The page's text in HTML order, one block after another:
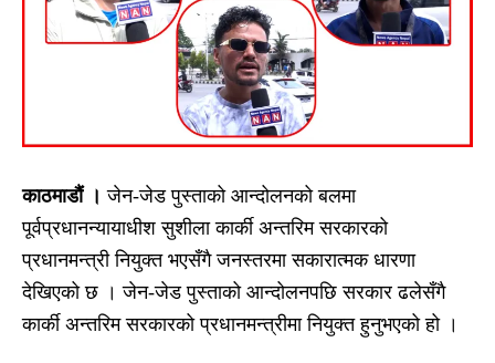
काठमाडाैं । जेन-जेड पुस्ताको आन्दोलनको बलमा
पूर्वप्रधानन्यायाधीश सुशीला कार्की अन्तरिम सरकारको
प्रधानमन्त्री नियुक्त भएसँगै जनस्तरमा सकारात्मक धारणा
देखिएको छ । जेन-जेड पुस्ताको आन्दोलनपछि सरकार ढलेसँगै
कार्की अन्तरिम सरकारको प्रधानमन्त्रीमा नियुक्त हुनुभएको हो ।